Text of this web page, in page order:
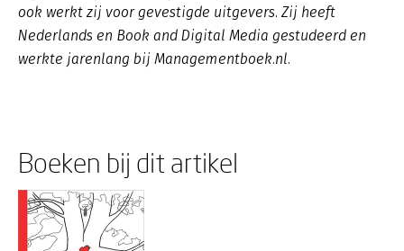
ook werkt zij voor gevestigde uitgevers. Zij heeft
Nederlands en Book and Digital Media gestudeerd en
werkte jarenlang bij Managementboek.nl.
Boeken bij dit artikel